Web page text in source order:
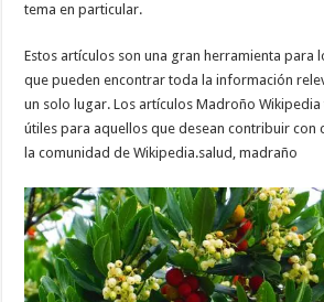
tema en particular.
Estos artículos son una gran herramienta para
que pueden encontrar toda la información
un solo lugar. Los artículos Madroño
útiles para aquellos que desean contribuir con
la comunidad de Wikipedia.salud, madraño